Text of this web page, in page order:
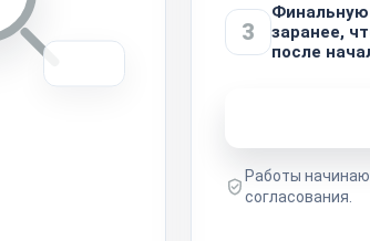
3
заранее,
после
Работы
согласования.